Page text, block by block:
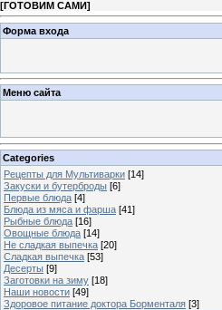
[ГОТОВИМ САМИ]
Форма входа
Меню сайта
Categories
Рецепты для Мультиварки [14]
Закуски и бутерброды [6]
Первые блюда [4]
Блюда из мяса и фарша [41]
Рыбные блюда [16]
Овощные блюда [14]
Не сладкая выпечка [20]
Сладкая выпечка [53]
Десерты [9]
Заготовки на зиму [18]
Наши новости [49]
Здоровое питание доктора Борменталя [3]